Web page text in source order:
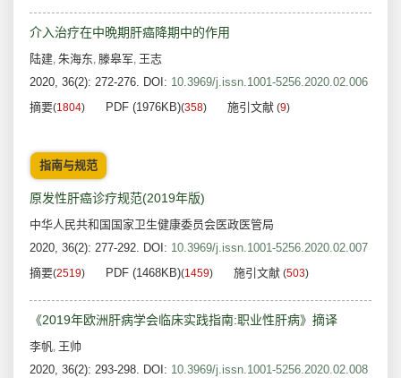
介入治疗在中晩期肝癌降期中的作用
陆建, 朱海东, 滕皋军, 王志
2020, 36(2): 272-276. DOI: 10.3969/j.issn.1001-5256.2020.02.006
摘要(1804) PDF (1976KB)(358) 施引文献 (9)
指南与规范
原发性肝癌诊疗规范(2019年版)
中华人民共和国国家卫生健康委员会医政医管局
2020, 36(2): 277-292. DOI: 10.3969/j.issn.1001-5256.2020.02.007
摘要(2519) PDF (1468KB)(1459) 施引文献 (503)
《2019年欧洲肝病学会临床实践指南:职业性肝病》摘译
李帆, 王帅
2020, 36(2): 293-298. DOI: 10.3969/j.issn.1001-5256.2020.02.008